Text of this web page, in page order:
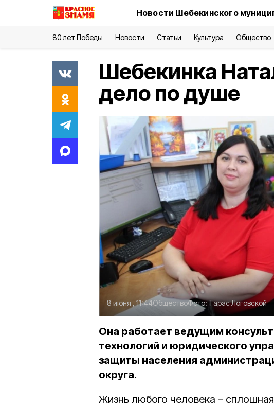
Новости Шебекинского
80 лет Победы Новости Статьи Культура Общество
Шебекинка
дело по душе
8 июня , 11:44ОбществоФото:Тарас Логовской
Она работает ведущим
технологий и юридического
защиты населения
округа.
Жизнь любого человека –